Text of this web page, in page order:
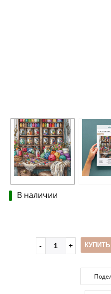
В наличии
КУПИТЬ